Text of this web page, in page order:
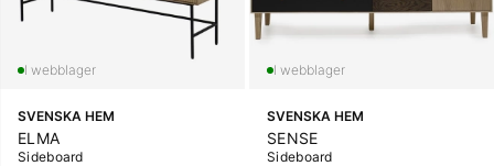
SVENSKA HEM
ELMA
Sideboard
SVENSKA HEM
SENSE
Sideboard